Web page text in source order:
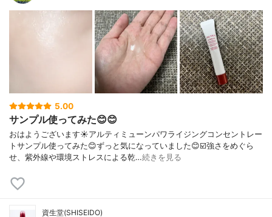
5.00
サンプル使ってみた😊😊
おはようございます☀アルティミューンパワライジングコンセントレー
トサンプル使ってみた😊ずっと気になっていました😊☑️強さをめぐら
せ、紫外線や環境ストレスによる乾…続きを見る
資生堂(SHISEIDO)